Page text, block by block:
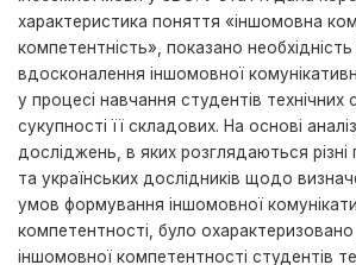
характеристика поняття «іншомовна
компетентність», показано
вдосконалення іншомовної
у процесі навчання студентів технічних
сукупності її складових. На основі
досліджень, в яких розглядаються різні
та українських дослідників щодо
умов формування іншомовної
компетентності, було
іншомовної компетентності студентів